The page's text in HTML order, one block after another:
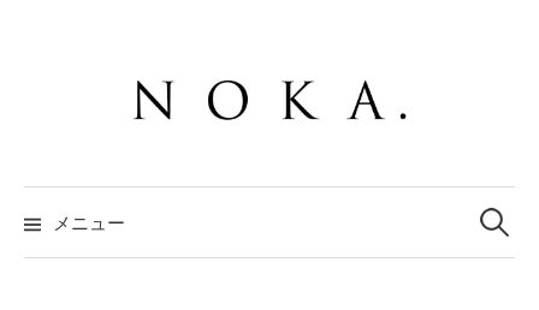
メニュー
検
索: